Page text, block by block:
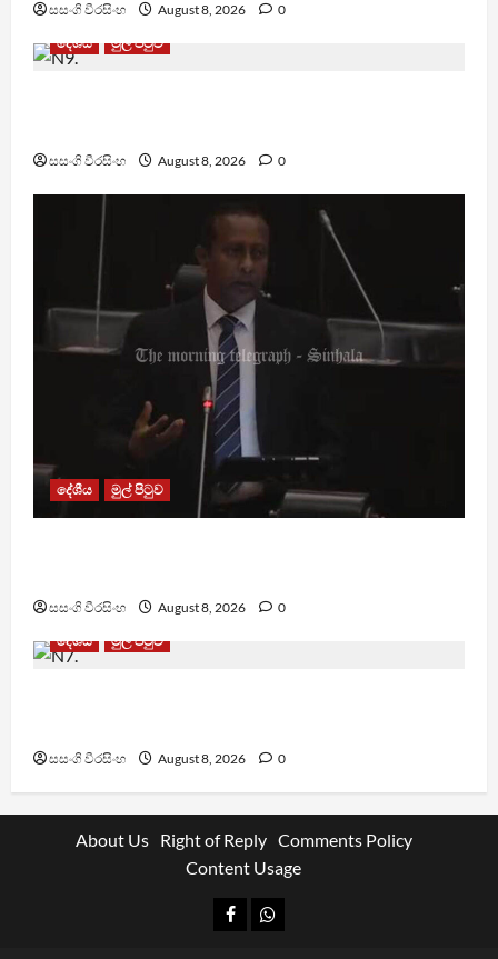
සසංගි වීරසිංහ August 8, 2026
0
දේශීය
මුල් පිටුව
සසංගි වීරසිංහ August 8, 2026 0
දේශීය මුල් පිටුව
සසංගි වීරසිංහ August 8, 2026
0
දේශීය
මුල් පිටුව
සසංගි වීරසිංහ August 8, 2026 0
About Us Right of Reply Comments Policy
Content Usage
FacebookWhatsapp